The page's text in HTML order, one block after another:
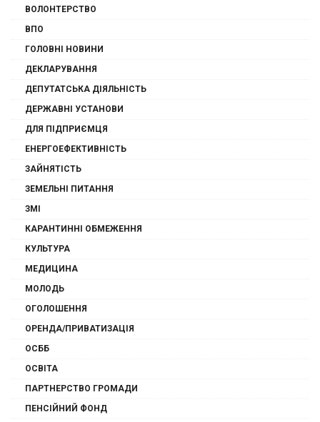
ВОЛОНТЕРСТВО
ВПО
ГОЛОВНІ НОВИНИ
ДЕКЛАРУВАННЯ
ДЕПУТАТСЬКА ДІЯЛЬНІСТЬ
ДЕРЖАВНІ УСТАНОВИ
ДЛЯ ПІДПРИЄМЦЯ
ЕНЕРГОЕФЕКТИВНІСТЬ
ЗАЙНЯТІСТЬ
ЗЕМЕЛЬНІ ПИТАННЯ
ЗМІ
КАРАНТИННІ ОБМЕЖЕННЯ
КУЛЬТУРА
МЕДИЦИНА
МОЛОДЬ
ОГОЛОШЕННЯ
ОРЕНДА/ПРИВАТИЗАЦІЯ
ОСББ
ОСВІТА
ПАРТНЕРСТВО ГРОМАДИ
ПЕНСІЙНИЙ ФОНД